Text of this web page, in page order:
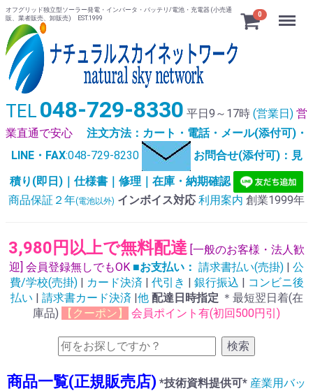
オフグリッド独立型ソーラー発電・インバータ・バッテリ/電池・充電器 (小売通
販、業者販売、卸販売) EST.1999
0 Menu
TEL 048-729-8330 平日9～17時 (営業日) 営
業直通で安心
注文方法：カート・電話・メール(添付可)・
LINE・FAX:048-729-8230
お問合せ(添付可)：見
積り(即日)｜仕様書｜修理｜在庫・納期確認
商品保証２年(電池以外) インボイス対応 利用案内 創業1999年
3,980円以上で無料配達 [一般のお客様・法人歓
迎] 会員登録無しでもOK ■お支払い： 請求書払い(売掛) | 公
費/学校(売掛) | カード決済 | 代引き | 銀行振込 | コンビニ後
払い | 請求書カード決済 |他 配達日時指定 ＊最短翌日着(在
庫品)
【クーポン】 会員ポイント有(初回500円引)
検索
商品一覧(正規販売店) *技術資料提供可* 産業用バッ